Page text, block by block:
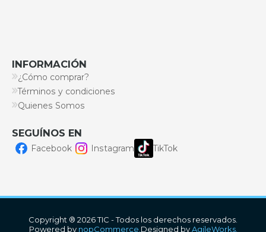
INFORMACIÓN
¿Cómo comprar?
Términos y condiciones
Quienes Somos
SEGUÍNOS EN
Facebook Instagram TikTok
Copyright ® 2026 TIC - Todos los derechos reservados.
Powered by nopCommerce. Designed byAgileWorks.